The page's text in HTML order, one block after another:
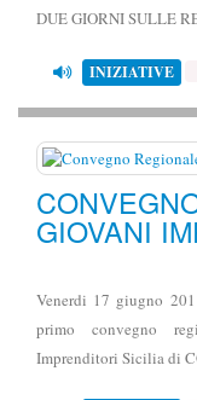
DUE GIORNI SULLE
INIZIATIVE
GIOVANI
Venerdi 17 giugno
primo convegno
Imprenditori Sicilia di